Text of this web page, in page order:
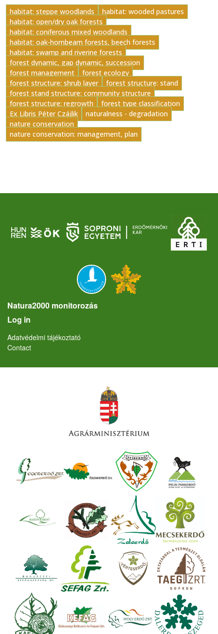
habitat: steppe woodlands
habitat: wooded pastures
habitat: open/dry oak forests
habitat: coniferous mixed woodlands
habitat: oak-hornbeam forests, beech forests
habitat: swamp and riverine forests
forest dynamic, gap dynamic, succession
forest management
forest ecology
forest structure: shrub layer
forest structure: stand
forest stand structure: community structure
forest structure: regrowth
forest type classification
Ex Libris Péter Czájlik
naturalness - degradation
nature conservation
nature conservation: management, plan
Natura2000 monitorozás
User account menu
Log in
Lábléc
Adatvédelmi tájékoztató
Contact